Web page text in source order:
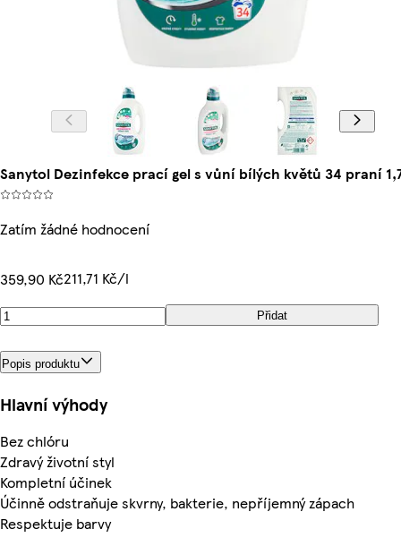
Sanytol Dezinfekce prací gel s vůní bílých květů 34 praní
Zatím žádné hodnocení
359,90 Kč211,71 Kč/l
Přidat
Popis produktu
Hlavní výhody
Bez chlóru
Zdravý životní styl
Kompletní účinek
Účinně odstraňuje skvrny, bakterie, nepříjemný zápach
Respektuje barvy